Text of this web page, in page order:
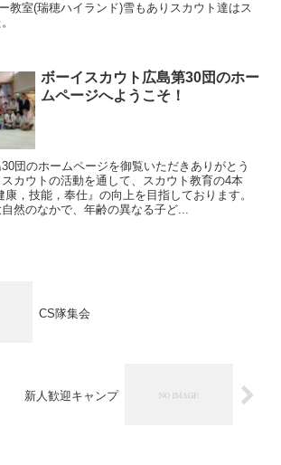
教室(瑞穂ハイランド)雪もありスカウト達はス
ボーイスカウト広島第30団のホー
ムページへようこそ！
団のホームページを御覧いただきありがとう
カウトの活動を通して、スカウト教育の4本
康，技能，奉仕』の向上を目指しております。
然のなかで、年齢の異なる子ど...
CS隊集会
新人歓迎キャンプ